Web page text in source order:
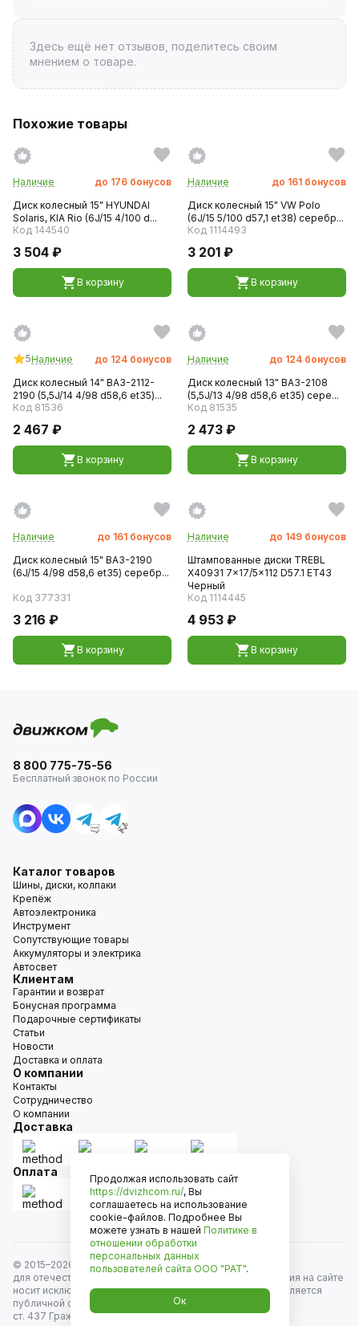
Здесь ещё нет отзывов, поделитесь своим
мнением о товаре.
Похожие товары
Наличие до 176 бонусов
Диск колесный 15" HYUNDAI
Solaris, KIA Rio (6J/15 4/100 d...
Код 144540
3 504 ₽
В корзину
Наличие до 161 бонусов
Диск колесный 15" VW Polo
(6J/15 5/100 d57,1 et38) серебр...
Код 1114493
3 201 ₽
В корзину
5Наличие до 124 бонусов
Диск колесный 14" ВАЗ-2112-
2190 (5,5J/14 4/98 d58,6 et35)...
Код 81536
2 467 ₽
В корзину
Наличие до 124 бонусов
Диск колесный 13" ВАЗ-2108
(5,5J/13 4/98 d58,6 et35) сере...
Код 81535
2 473 ₽
В корзину
Наличие до 161 бонусов
Диск колесный 15" ВАЗ-2190
(6J/15 4/98 d58,6 et35) серебр...
Код 377331
3 216 ₽
В корзину
Наличие до 149 бонусов
Штампованные диски TREBL
X40931 7x17/5x112 D57.1 ET43
Черный
Код 1114445
4 953 ₽
В корзину
8 800 775-75-56
Бесплатный звонок по России
Каталог товаров
Шины, диски, колпаки
Крепёж
Автоэлектроника
Инструмент
Сопутствующие товары
Аккумуляторы и электрика
Автосвет
Клиентам
Гарантии и возврат
Бонусная программа
Подарочные сертификаты
Статьи
Новости
Доставка и оплата
О компании
Контакты
Сотрудничество
О компании
Доставка
Оплата
© 2015–2026
Движком — сеть магазинов автозапчастей
для отечественных автомобилей и иномарок. Информация на сайте
носит исключительно информационный характер и не является
публичной офертой, определяемой положениями
ст. 437 Гражданского кодекса РФ. Все права защищены.
Продолжая использовать сайт
https://dvizhcom.ru/, Вы
соглашаетесь на использование
cookie-файлов. Подробнее Вы
можете узнать в нашей Политике в
отношении обработки
персональных данных
пользователей сайта ООО "РАТ".
Ок